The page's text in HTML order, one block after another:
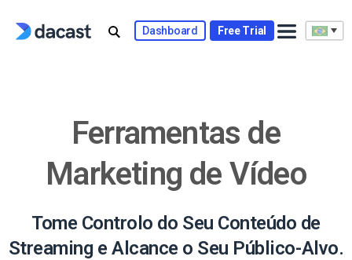
Dashboard Free Trial
Ferramentas de
Marketing de Vídeo
Tome Controlo do Seu Conteúdo de
Streaming e Alcance o Seu Público-Alvo.